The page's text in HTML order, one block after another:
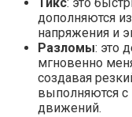
Тикс: это
дополняются
напряжения и
Разломы: это
мгновенно
создавая
выполняются
движений.